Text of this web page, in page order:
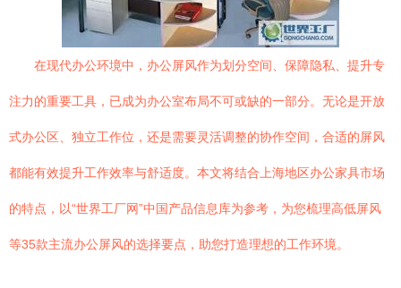
在现代办公环境中，办公屏风作为划分空间、保障隐私、提升专
注力的重要工具，已成为办公室布局不可或缺的一部分。无论是开放
式办公区、独立工作位，还是需要灵活调整的协作空间，合适的屏风
都能有效提升工作效率与舒适度。本文将结合上海地区办公家具市场
的特点，以“世界工厂网”中国产品信息库为参考，为您梳理高低屏风
等35款主流办公屏风的选择要点，助您打造理想的工作环境。